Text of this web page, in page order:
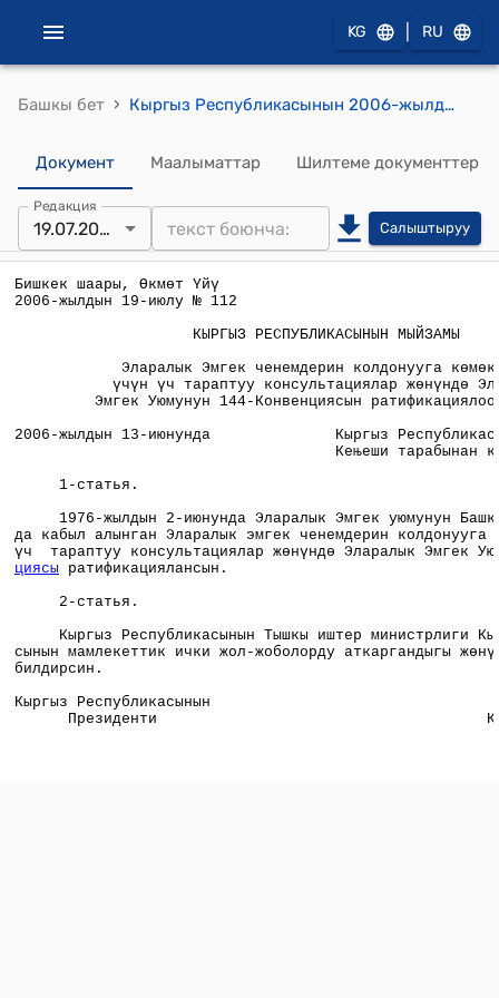
KG RU
Башкы бет › Кыргыз Республикасынын 2006-жылдын 19-июлундагы № 112 "Эларалык Эмгек ченемдерин колдонууга көмөктөшүү үчүн үч тараптуу консультациялар жөнүндө Эларалык Эмгек Уюмунун 144-Конвенциясын ратификациялоо тууралу" мыйзамы
Документ Маалыматтар Шилтеме документтер
Редакция
19.07.2006 Салыштыруу